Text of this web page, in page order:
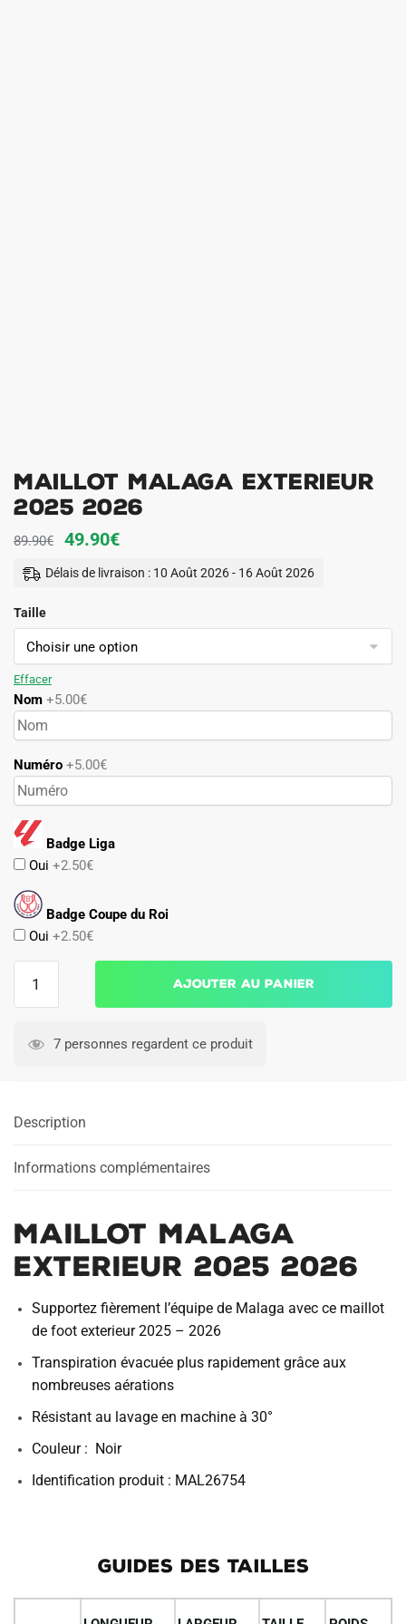
Maillot Malaga Exterieur
2025 2026
89.90€
Le
prix
89.90€.
49.90€Le
prix
49.90€.
Délais de livraison : 10 Août 2026 - 16 Août 2026
Taille
Effacer
Nom +5.00€
Numéro +5.00€
Badge Liga
Oui +2.50€
Badge Coupe du Roi
Oui +2.50€
Malaga
Ajouter au panier
7 personnes regardent ce produit
Description
Informations complémentaires
Maillot Malaga
Exterieur 2025 2026
Supportez fièrement l’équipe de Malaga avec ce maillot
de foot exterieur 2025 – 2026
Transpiration évacuée plus rapidement grâce aux
nombreuses aérations
Résistant au lavage en machine à 30°
Couleur : Noir
Identification produit : MAL26754
GUIDES DES TAILLES